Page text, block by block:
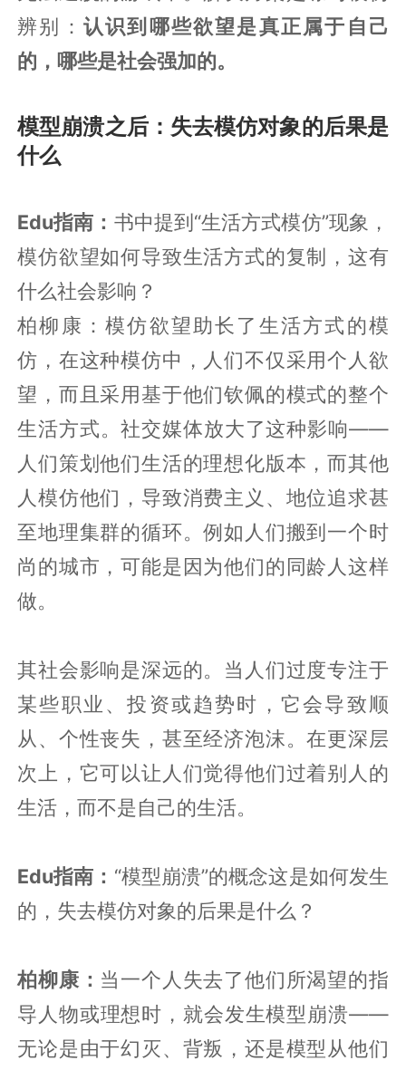
辨别： 认识到哪些欲望是真正属于自己
的，哪些是社会强加的。
模型崩溃之后：失去模仿对象的后果是
什么
Edu指南： 书中提到“生活方式模仿”现象，
模仿欲望如何导致生活方式的复制，这有
什么社会影响？
柏柳康：模仿欲望助长了生活方式的模
仿，在这种模仿中，人们不仅采用个人欲
望，而且采用基于他们钦佩的模式的整个
生活方式。社交媒体放大了这种影响——
人们策划他们生活的理想化版本，而其他
人模仿他们，导致消费主义、地位追求甚
至地理集群的循环。例如人们搬到一个时
尚的城市，可能是因为他们的同龄人这样
做。
其社会影响是深远的。当人们过度专注于
某些职业、投资或趋势时，它会导致顺
从、个性丧失，甚至经济泡沫。在更深层
次上，它可以让人们觉得他们过着别人的
生活，而不是自己的生活。
Edu指南： “模型崩溃”的概念这是如何发生
的，失去模仿对象的后果是什么？
柏柳康： 当一个人失去了他们所渴望的指
导人物或理想时，就会发生模型崩溃——
无论是由于幻灭、背叛，还是模型从他们